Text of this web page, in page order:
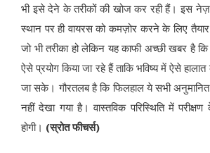
भी इसे देने के तरीकों की खोज कर रही हैं। इस
स्थान पर ही वायरस को कमज़ोर करने के लिए तैयार
जो भी तरीका हो लेकिन यह काफी अच्छी खबर है
ऐसे प्रयोग किया जा रहे हैं ताकि भविष्य में ऐसे
जा सके। गौरतलब है कि फिलहाल ये सभी
नहीं देखा गया है। वास्तविक परिस्थिति में परीक्षण
होगी। (स्रोत फीचर्स)